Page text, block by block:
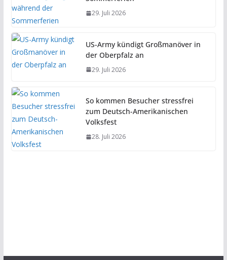
29. Juli 2026
US-Army kündigt Großmanöver in
der Oberpfalz an
29. Juli 2026
So kommen Besucher stressfrei
zum Deutsch-Amerikanischen
Volksfest
28. Juli 2026